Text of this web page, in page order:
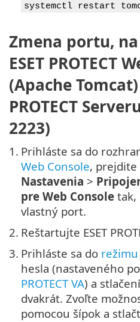
systemctl restart
Zmena portu,
ESET PROTECT
(Apache
PROTECT
2223)
1. Prihláste sa do
Web Console, prejdite
Nastavenia >
pre Web Console tak,
vlastný port.
2. Reštartujte ESET
3. Prihláste sa do
hesla (nastaveného
PROTECT VA) a
dvakrát. Zvoľte
pomocou šípok a